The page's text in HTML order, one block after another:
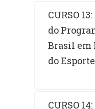
CURSO
do
Brasil em
do Esporte
CURSO